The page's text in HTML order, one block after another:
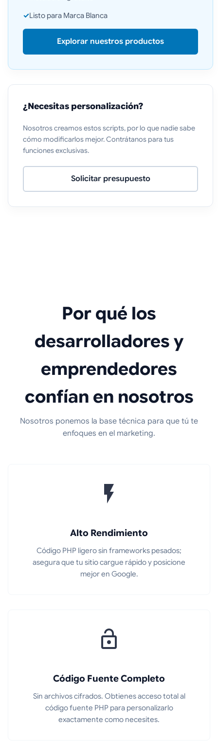
✓Listo para Marca Blanca
Explorar nuestros productos
¿Necesitas personalización?
Nosotros creamos estos scripts, por lo que nadie sabe
cómo modificarlos mejor. Contrátanos para tus
funciones exclusivas.
Solicitar presupuesto
Por qué los
desarrolladores y
emprendedores
confían en nosotros
Nosotros ponemos la base técnica para que tú te
enfoques en el marketing.
Alto Rendimiento
Código PHP ligero sin frameworks pesados;
asegura que tu sitio cargue rápido y posicione
mejor en Google.
Código Fuente Completo
Sin archivos cifrados. Obtienes acceso total al
código fuente PHP para personalizarlo
exactamente como necesites.